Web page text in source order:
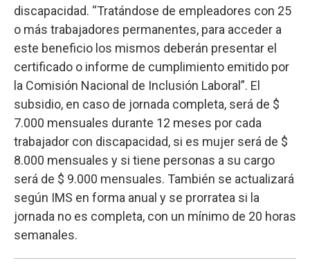
discapacidad. “Tratándose de empleadores con 25
o más trabajadores permanentes, para acceder a
este beneficio los mismos deberán presentar el
certificado o informe de cumplimiento emitido por
la Comisión Nacional de Inclusión Laboral”. El
subsidio, en caso de jornada completa, será de $
7.000 mensuales durante 12 meses por cada
trabajador con discapacidad, si es mujer será de $
8.000 mensuales y si tiene personas a su cargo
será de $ 9.000 mensuales. También se actualizará
según IMS en forma anual y se prorratea si la
jornada no es completa, con un mínimo de 20 horas
semanales.